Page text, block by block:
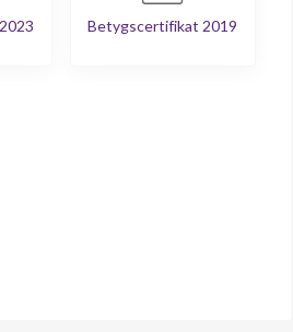
Betygscertifikat 2019